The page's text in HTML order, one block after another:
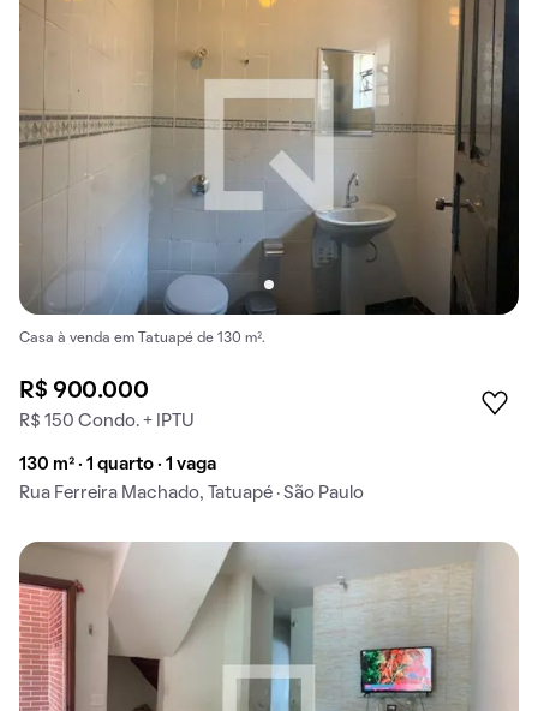
Casa à venda em Tatuapé de 130 m².
R$ 900.000
R$ 150 Condo. + IPTU
130 m² · 1 quarto · 1 vaga
Rua Ferreira Machado, Tatuapé · São Paulo